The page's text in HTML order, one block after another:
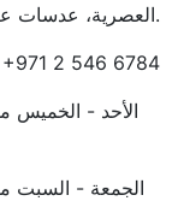
العصرية، عدسات عالية الجودة، وخدمة مخصصة.
+971 2 546 6784